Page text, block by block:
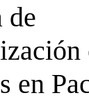
de
en